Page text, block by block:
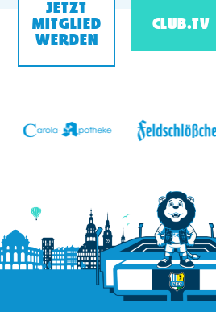
JETZT
MITGLIED
WERDEN
CLUB.TV